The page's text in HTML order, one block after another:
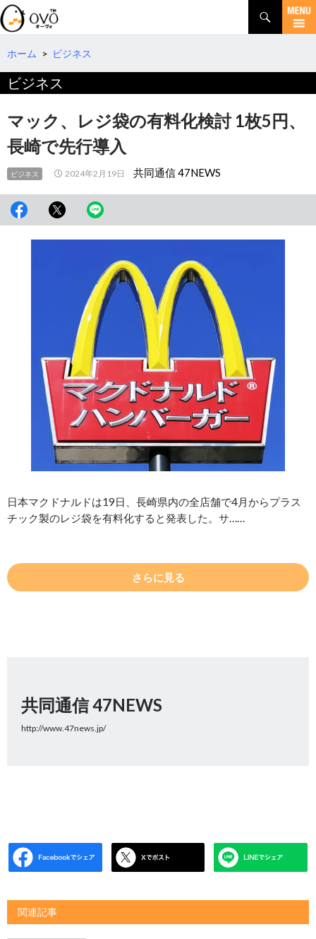
検
索
コ
テ
へ
ホーム > ビジネス
ビジネス
マック、レジ袋の有料化検討 1枚5円、
長崎で先行導入
ビジネス 2024年2月19日 共同通信 47NEWS
日本マクドナルドは19日、長崎県内の全店舗で4月からプラス
チック製のレジ袋を有料化すると発表した。サ……
さらに見る
共同通信 47NEWS
http://www.47news.jp/
関連記事